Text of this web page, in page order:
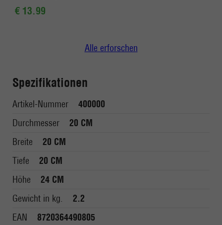
€ 13.99
Alle erforschen
Spezifikationen
Artikel-Nummer
400000
Durchmesser
20 CM
Breite
20 CM
Tiefe
20 CM
Höhe
24 CM
Gewicht in kg.
2.2
EAN
8720364490805